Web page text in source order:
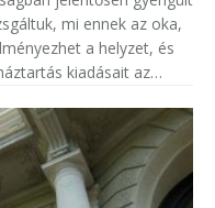
mi ennek az oka,
a helyzet, és
kiadásait az